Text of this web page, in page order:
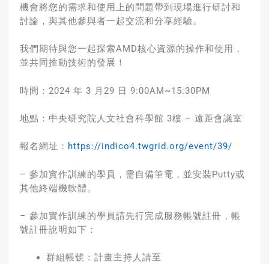
機會將您的需求和使用上的問題帶到現場進行研討和
討論，與其他參與者一起交流和分享經驗。
我們期待與您一起探索AMD核心資源的操作和使用，
並共同推動技術的發展！
時間：2024 年 3 月29 日 9:00AM~15:30PM
地點：中央研究院人文社會科學館 3樓 – 遠距會議室
報名網址： https://indico4.twgrid.org/event/39/
– 參加實作訓練的學員，需自備筆電，並安裝Putty或
其他終端機軟體。
– 參加實作訓練的學員請先行完成服務帳號註冊，帳
號註冊說明如下：
群組帳號：計畫主持人請至